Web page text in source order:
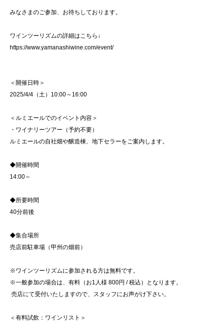
みなさまのご参加、お待ちしております。
ワインツーリズムの詳細はこちら↓
https://www.yamanashiwine.com/event/
＜開催日時＞
2025/4/4（土）10:00～16:00
＜ルミエールでのイベント内容＞
・ワイナリーツアー（予約不要）
ルミエールの自社畑や醸造棟、地下セラーをご案内します。
◆開催時間
14:00～
◆所要時間
40分前後
◆集合場所
売店前駐車場（甲州の畑前）
※ワインツーリズムに参加される方は無料です。
※一般参加の場合は、有料（お1人様 800円 / 税込）となります。
売店にて受付いたしますので、スタッフにお声がけ下さい。
＜有料試飲：ワインリスト＞